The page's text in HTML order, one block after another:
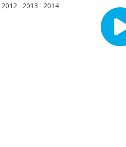
2012 2013
2014